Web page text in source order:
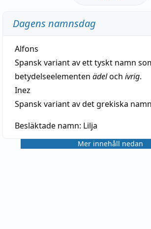
Dagens namnsdag
Alfons
Spansk variant av ett tyskt namn
betydelseelementen ädeloch ivrig.
Inez
Spansk variant av det grekiska
Besläktade namn: Lilja
Mer innehåll nedan